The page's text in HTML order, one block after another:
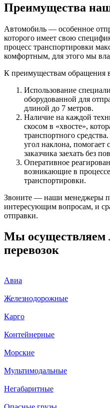
Преимущества
Автомобиль — особенное
которого имеет свою
процесс транспортировки
комфортным, для этого мы
К преимуществам обращения
Использование
оборудованной для
длиной до 7 метров.
Наличие на каждой
скосом в «хвосте»,
транспортного
угол наклона, помогает
заказчика заехать без
Оперативное
возникающие в
транспортировки.
Звоните — наши менеджеры
интересующим вопросам, и
отправки.
Мы осуществляем
перевозок
Авиа
Железнодорожные
Карго
Контейнерные
Морские
Мультимодальные
Негабаритные